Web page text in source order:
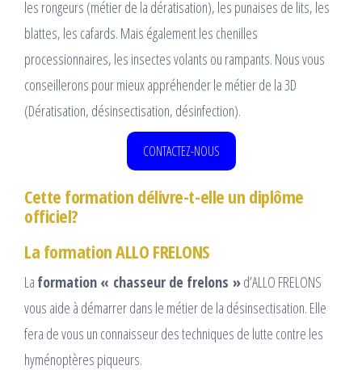
les rongeurs (métier de la dératisation), les punaises de lits, les
blattes, les cafards. Mais également les chenilles
processionnaires, les insectes volants ou rampants. Nous vous
conseillerons pour mieux appréhender le métier de la 3D
(Dératisation, désinsectisation, désinfection).
CONTACTEZ-NOUS
Cette formation délivre-t-elle un diplôme
officiel?
La formation ALLO FRELONS
La formation « chasseur de frelons »d’ALLO FRELONS
vous aide à démarrer dans le métier de la désinsectisation. Elle
fera de vous un connaisseur des techniques de lutte contre les
hyménoptères piqueurs.